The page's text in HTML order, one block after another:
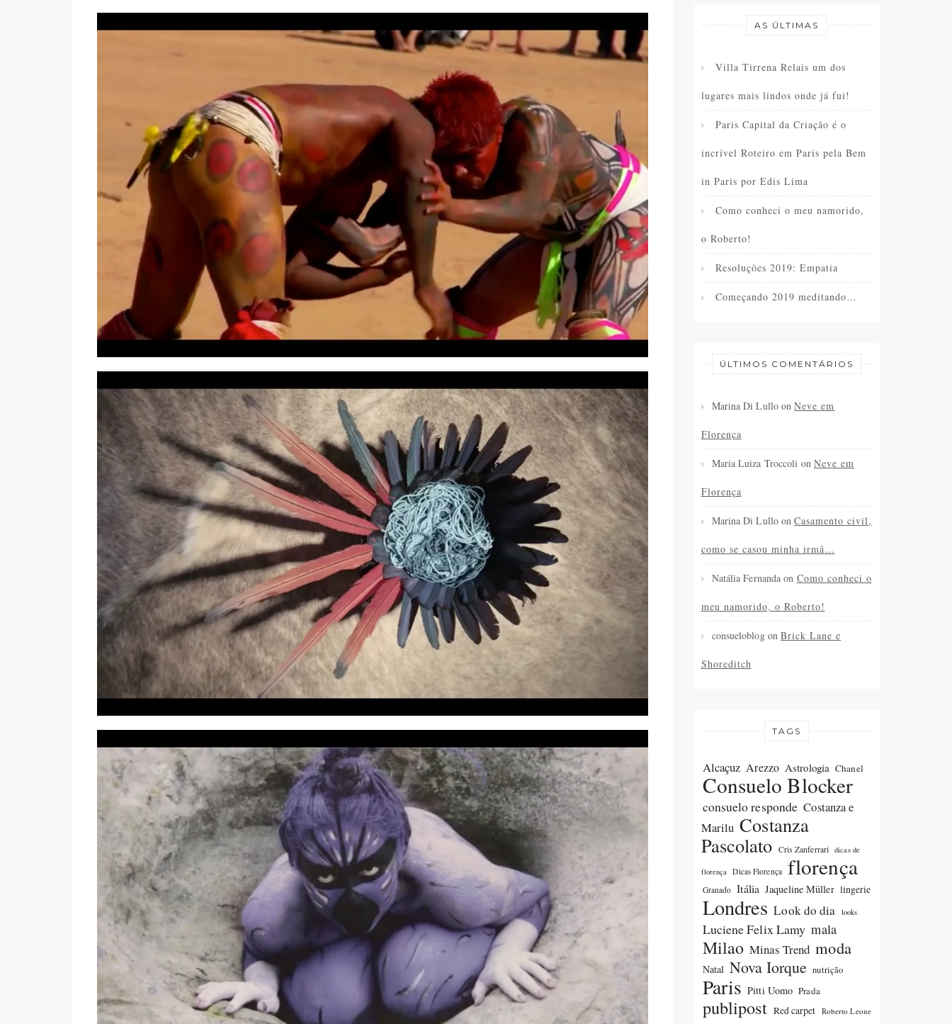
AS ÚLTIMAS
Villa Tirrena Relais um dos
lugares mais lindos onde já fui!
Paris Capital da Criação é o
incrível Roteiro em Paris pela Bem
in Paris por Edis Lima
Como conheci o meu namorido,
o Roberto!
Resoluções 2019: Empatia
Começando 2019 meditando…
ÚLTIMOS COMENTÁRIOS
Marina Di Lullo onNeve em
Florença
Maria Luiza Troccoli on Neve em
Florença
Marina Di Lullo onCasamento civil,
como se casou minha irmã…
Natália Fernanda on Como conheci o
meu namorido, o Roberto!
consueloblogonBrick Lane e
Shoreditch
TAGS
Alcaçuz Arezzo Astrologia Chanel
Consuelo Blocker
consuelo responde Costanza e
Marilu Costanza
Pascolato Cris Zanferrari dicas de
florença Dicas Florença florença
Granado Itália Jaqueline Müller lingerie
Londres Look do dia looks
Luciene Felix Lamy mala
Milao Minas Trend moda
Natal Nova Iorque nutrição
Paris Pitti Uomo Prada
publipost Red carpet Roberto Leone